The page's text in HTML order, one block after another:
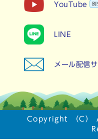
YouTube 別
LINE
メール配信
Copyright （C